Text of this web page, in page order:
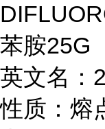
苯胺25G
英文名：
性质：熔